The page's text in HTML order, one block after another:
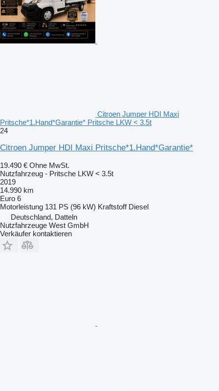
Citroen Jumper HDI Maxi
Pritsche*1.Hand*Garantie* Pritsche LKW < 3.5t
24
Citroen Jumper HDI Maxi Pritsche*1.Hand*Garantie*
19.490 € Ohne MwSt.
Nutzfahrzeug - Pritsche LKW < 3.5t
2019
14.990 km
Euro 6
Motorleistung 131 PS (96 kW) Kraftstoff Diesel
Deutschland, Datteln
Nutzfahrzeuge West GmbH
Verkäufer kontaktieren